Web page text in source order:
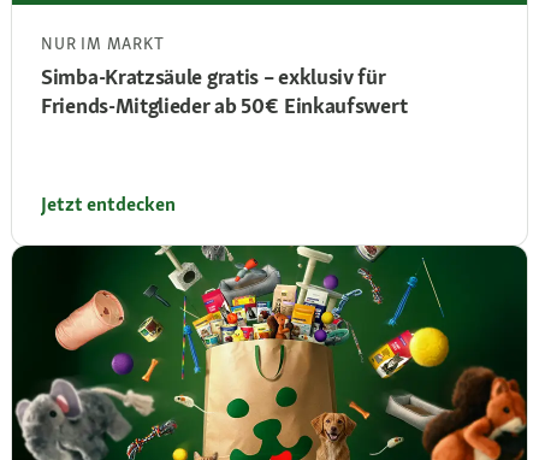
NUR IM MARKT
Simba‑Kratzsäule gratis – exklusiv für
Friends‑Mitglieder ab 50 € Einkaufswert
Jetzt entdecken